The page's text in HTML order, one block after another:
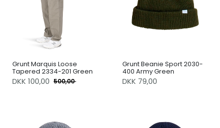
Grunt Marquis Loose
Tapered 2334-201 Green
DKK 100,00 500,00
Grunt Beanie Sport 2030-
400 Army Green
DKK 79,00